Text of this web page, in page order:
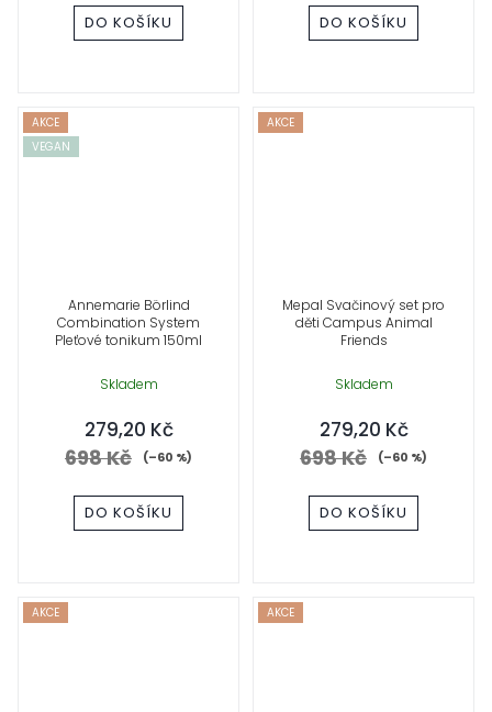
DO KOŠÍKU DO KOŠÍKU
AKCE
VEGAN
Annemarie Börlind
Combination System
Pleťové tonikum 150ml
Skladem
279,20 Kč
698 Kč (–60 %)
DO KOŠÍKU
AKCE
Mepal Svačinový set pro
děti Campus Animal
Friends
Skladem
279,20 Kč
698 Kč (–60 %)
DO KOŠÍKU
AKCE AKCE